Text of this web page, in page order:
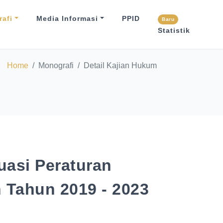
Media Informasi PPID Baru
Statistik
Home Monografi Detail Kajian Hukum
Peraturan
2019 - 2023